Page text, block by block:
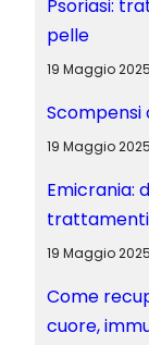
Psoriasi:
pelle
19 Maggio 2025
Scompensi
19 Maggio 2025
Emicrania:
trattamenti
19 Maggio 2025
Come
cuore,